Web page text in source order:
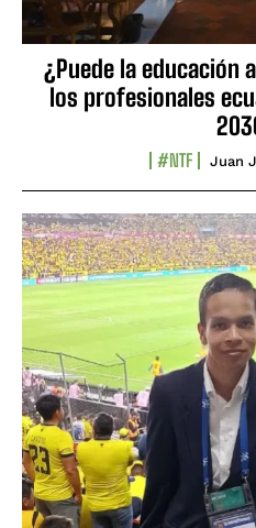
¿Puede la educación
los profesionales
#NTF Juan